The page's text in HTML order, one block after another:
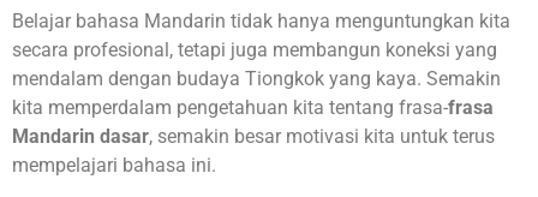
Belajar bahasa Mandarin tidak hanya menguntungkan kita
secara profesional, tetapi juga membangun koneksi yang
mendalam dengan budaya Tiongkok yang kaya. Semakin
kita memperdalam pengetahuan kita tentang frasa-frasa
Mandarin dasar, semakin besar motivasi kita untuk terus
mempelajari bahasa ini.